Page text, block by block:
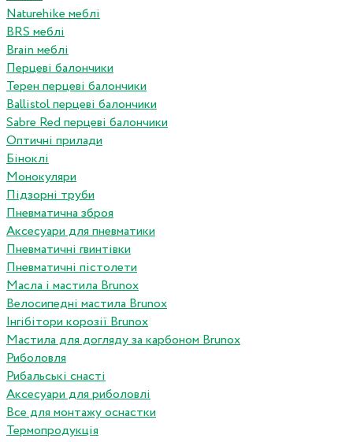
Naturehike меблі
BRS меблі
Brain меблі
Перцеві балончики
Терен перцеві балончики
Ballistol перцеві балончики
Sabre Red перцеві балончики
Оптичні прилади
Біноклі
Монокуляри
Підзорні труби
Пневматична зброя
Аксесуари для пневматики
Пневматичні гвинтівки
Пневматичні пістолети
Масла і мастила Brunox
Велосипедні мастила Brunox
Інгібітори корозії Brunox
Мастила для догляду за карбоном Brunox
Риболовля
Рибальські снасті
Аксесуари для риболовлі
Все для монтажу оснастки
Термопродукція